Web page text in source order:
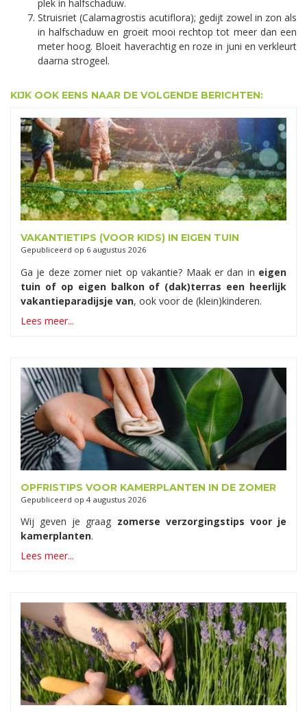
plek in halfschaduw.
Struisriet (Calamagrostis acutiflora); gedijt zowel in zon als
in halfschaduw en groeit mooi rechtop tot meer dan een
meter hoog. Bloeit haverachtig en roze in juni en verkleurt
daarna strogeel.
KIJK OOK EENS NAAR DE VOLGENDE BERICHTEN:
VAKANTIETIPS (VOOR KIDS) IN EIGEN TUIN
Gepubliceerd op 6 augustus 2026
Ga je deze zomer niet op vakantie? Maak er dan in eigen
tuin of op eigen balkon of (dak)terras een heerlijk
vakantieparadijsje van, ook voor de (klein)kinderen.
Lees meer...
OPFRISTIPS VOOR KAMERPLANTEN IN DE ZOMER
Gepubliceerd op 4 augustus 2026
Wij geven je graag zomerse verzorgingstips voor je
kamerplanten.
Lees meer...